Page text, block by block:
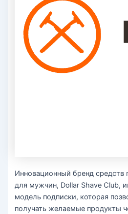
Инновационный бренд средств
для мужчин, Dollar Shave Club,
модель подписки, которая
получать желаемые продукты